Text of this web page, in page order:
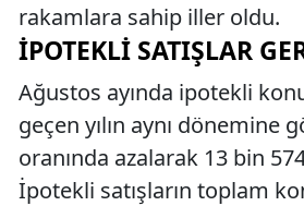
rakamlara sahip iller oldu.
İPOTEKLI SATIŞLAR
Ağustos ayında ipotekli
geçen yılın aynı dönemine
oranında azalarak 13 bin
İpotekli satışların toplam